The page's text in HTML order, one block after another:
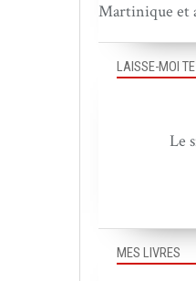
Martinique et
MES LIVRES
LAISSE-MOI
Le